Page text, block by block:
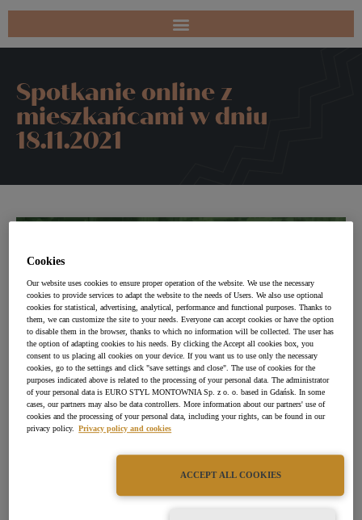
Spotkanie online z
mieszkańcami w dniu
18.11.2021
Cookies
Our website uses cookies to ensure proper operation of the website. We use the necessary
cookies to provide services to adapt the website to the needs of Users. We also use optional
cookies for statistical, advertising, analytical, performance and functional purposes. Thanks to
them, we can customize the site to your needs. Everyone can accept cookies or have the option
to disable them in the browser, thanks to which no information will be collected. The user has
the option of adapting cookies to his needs. By clicking the Accept all cookies box, you
consent to us placing all cookies on your device. If you want us to use only the necessary
cookies, go to the settings and click "save settings and close". The use of cookies for the
purposes indicated above is related to the processing of your personal data. The administrator
of your personal data is EURO STYL MONTOWNIA Sp. z o. o. based in Gdańsk. In some
cases, our partners may also be data controllers. More information about our partners' use of
cookies and the processing of your personal data, including your rights, can be found in our
privacy policy. Privacy policy and cookies
ACCEPT ALL COOKIES